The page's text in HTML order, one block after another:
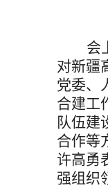
会
对新疆
党委、
合建工
队伍建
合作等
许高勇
强组织